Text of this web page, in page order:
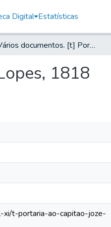
Digital Estatísticas
Vários documentos. [t] Portaria ao capitão Joze Dias Lopes, 1818
1818
xi/t-portaria-ao-capitao-joze-